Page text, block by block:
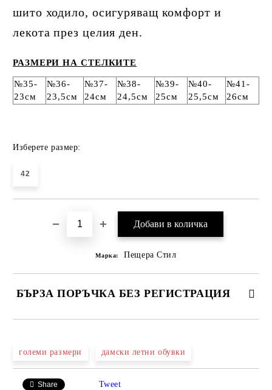
шито ходило, осигуряващ комфорт и
лекота през целия ден.
РАЗМЕРИ НА СТЕЛКИТЕ
№35-
23см
№36-
23,5см
№37-
24см
№38-
24,5см
№39-
25см
№40-
25,5см
№41-
26см
Изберете размер:
42
Марка: Пещера Стил
БЪРЗА ПОРЪЧКА БЕЗ РЕГИСТРАЦИЯ
големи размери дамски летни обувки
Share Tweet